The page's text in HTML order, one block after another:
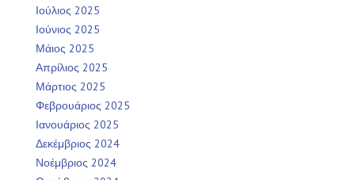
Ιούλιος 2025
Ιούνιος 2025
Μάιος 2025
Απρίλιος 2025
Μάρτιος 2025
Φεβρουάριος 2025
Ιανουάριος 2025
Δεκέμβριος 2024
Νοέμβριος 2024